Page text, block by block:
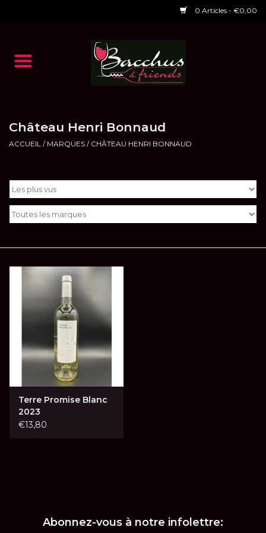
0 Articles - €0,00
Accueil
Dégustations
Chèques cadeaux
RESTAURANT EPHEMERE
LES ATELIERS
OENOLOGIQUES DE
BACCHUS CLUB
LA RESERVE DE BACCHUS
Réservations
Château Henri Bonnaud
ACCUEIL / MARQUES / CHÂTEAU HENRI BONNAUD
Terre Promise Blanc
2023
€13,80
Abonnez-vous à notre infolettre: